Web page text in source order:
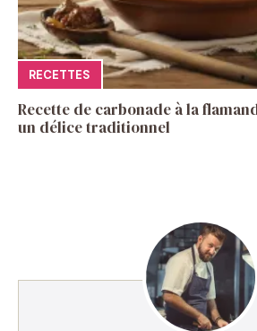
RECETTES
Recette de carbonade à la
un délice traditionnel